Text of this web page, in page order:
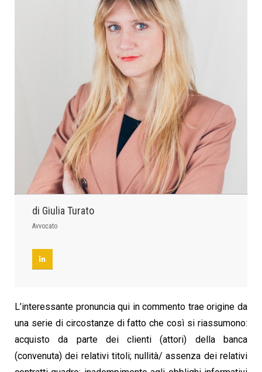
di Giulia Turato
Avvocato
L’interessante pronuncia qui in commento trae origine da
una serie di circostanze di fatto che così si riassumono:
acquisto da parte dei clienti (attori) della banca
(convenuta) dei relativi titoli; nullità/assenza dei relativi